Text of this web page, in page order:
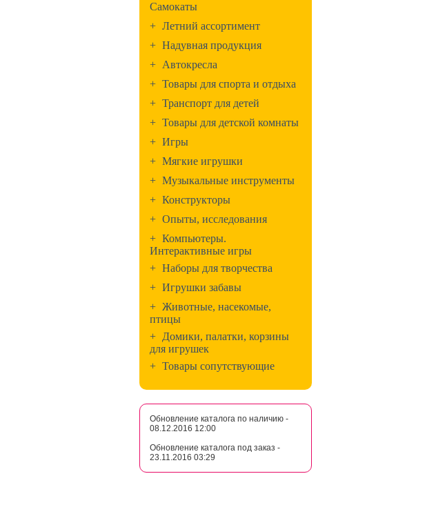
Самокаты
+ Летний ассортимент
+ Надувная продукция
+ Автокресла
+ Товары для спорта и отдыха
+ Транспорт для детей
+ Товары для детской комнаты
+ Игры
+ Мягкие игрушки
+ Музыкальные инструменты
+ Конструкторы
+ Опыты, исследования
+ Компьютеры.
Интерактивные игры
+ Наборы для творчества
+ Игрушки забавы
+ Животные, насекомые,
птицы
+ Домики, палатки, корзины
для игрушек
+ Товары сопутствующие
Обновление каталога по наличию -
08.12.2016 12:00
Обновление каталога под заказ -
23.11.2016 03:29